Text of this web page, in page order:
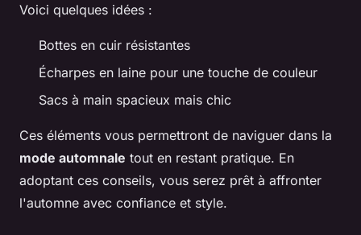
Voici quelques idées :
Bottes en cuir résistantes
Écharpes en laine pour une touche de couleur
Sacs à main spacieux mais chic
Ces éléments vous permettront de naviguer dans la
mode automnale tout en restant pratique. En
adoptant ces conseils, vous serez prêt à affronter
l'automne avec confiance et style.